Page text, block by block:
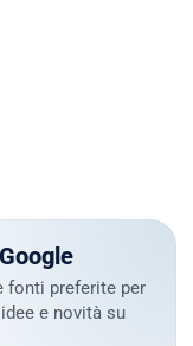
fonti preferite per
e novità su